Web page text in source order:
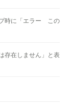
時に「エラー この
存在しません」と表